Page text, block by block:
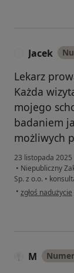
Jacek
Lekarz
Każda
mojego
badaniem
możliwych
23 listopada 2025
• Niepubliczny
Sp. z o.o. •
• w opinii
zgłoś nadużycie
M